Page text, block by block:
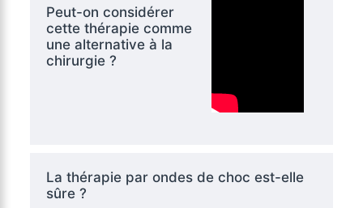
Peut-on considérer
cette thérapie comme
une alternative à la
chirurgie ?
La thérapie par ondes de choc est-elle
sûre ?